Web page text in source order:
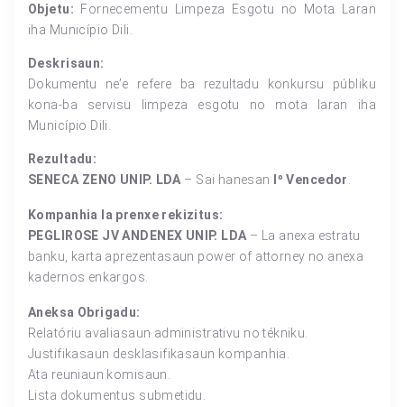
Objetu: Fornecementu Limpeza Esgotu no Mota Laran
iha Município Dili.
Deskrisaun:
Dokumentu ne’e refere ba rezultadu konkursu públiku
kona-ba servisu limpeza esgotu no mota laran iha
Município Dili.
Rezultadu:
SENECA ZENO UNIP. LDA – Sai hanesan Iº Vencedor
Kompanhia la prenxe rekizitus:
PEGLIROSE JV ANDENEX UNIP. LDA – La anexa estratu
banku, karta aprezentasaun power of attorney no anexa
kadernos enkargos.
Aneksa Obrigadu:
Relatóriu avaliasaun administrativu no tékniku.
Justifikasaun desklasifikasaun kompanhia.
Ata reuniaun komisaun.
Lista dokumentus submetidu.